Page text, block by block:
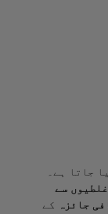
جاتا ہے۔
سے
جائزہ
کے